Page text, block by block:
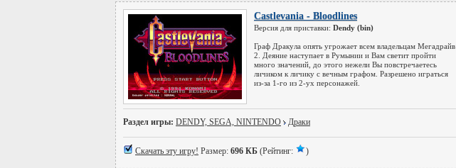
Castlevania - Bloodlines
Версия для приставки: Dendy (bin)
Граф Дракула опять угрожает всем владельцам Мегадрайв
2. Деяние наступает в Румынии и Вам светит пройти
много значений, до этого нежели Вы повстречаетесь
личиком к личику с вечным графом. Разрешено играться
из-за 1-го из 2-ух персонажей.
Раздел игры: DENDY, SEGA, NINTENDO Драки
Скачать эту игру! Размер: 696 КБ (Рейтинг: )